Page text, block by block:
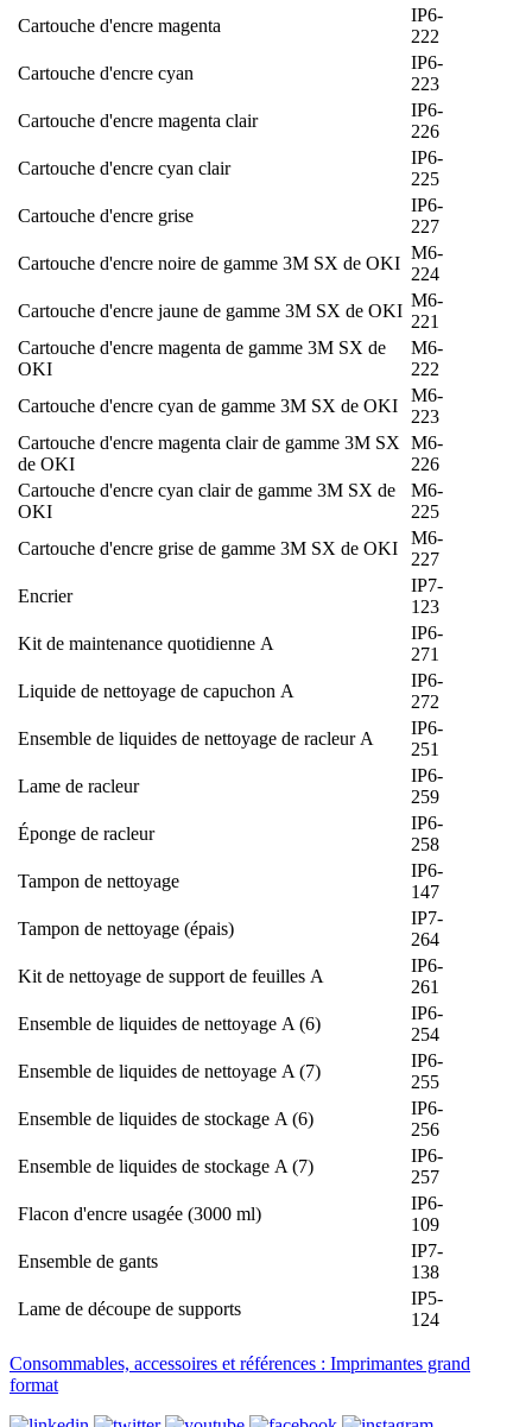
Cartouche d'encre magenta
IP6-
222
Cartouche d'encre cyan
IP6-
223
Cartouche d'encre magenta clair
IP6-
226
Cartouche d'encre cyan clair
IP6-
225
Cartouche d'encre grise
IP6-
227
Cartouche d'encre noire de gamme 3M SX de OKI
M6-
224
Cartouche d'encre jaune de gamme 3M SX de OKI
M6-
221
Cartouche d'encre magenta de gamme 3M SX de
OKI
M6-
222
Cartouche d'encre cyan de gamme 3M SX de OKI
M6-
223
Cartouche d'encre magenta clair de gamme 3M SX
de OKI
M6-
226
Cartouche d'encre cyan clair de gamme 3M SX de
OKI
M6-
225
Cartouche d'encre grise de gamme 3M SX de OKI
M6-
227
Encrier
IP7-
123
Kit de maintenance quotidienne A
IP6-
271
Liquide de nettoyage de capuchon A
IP6-
272
Ensemble de liquides de nettoyage de racleur A
IP6-
251
Lame de racleur
IP6-
259
Éponge de racleur
IP6-
258
Tampon de nettoyage
IP6-
147
Tampon de nettoyage (épais)
IP7-
264
Kit de nettoyage de support de feuilles A
IP6-
261
Ensemble de liquides de nettoyage A (6)
IP6-
254
Ensemble de liquides de nettoyage A (7)
IP6-
255
Ensemble de liquides de stockage A (6)
IP6-
256
Ensemble de liquides de stockage A (7)
IP6-
257
Flacon d'encre usagée (3000 ml)
IP6-
109
Ensemble de gants
IP7-
138
Lame de découpe de supports
IP5-
124
Consommables, accessoires et références : Imprimantes grand
format